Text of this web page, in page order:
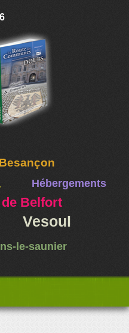
Besançon
Hébergements
Belfort
Vesoul
le-saunier